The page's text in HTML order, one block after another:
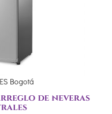
Bogotá
de neveras